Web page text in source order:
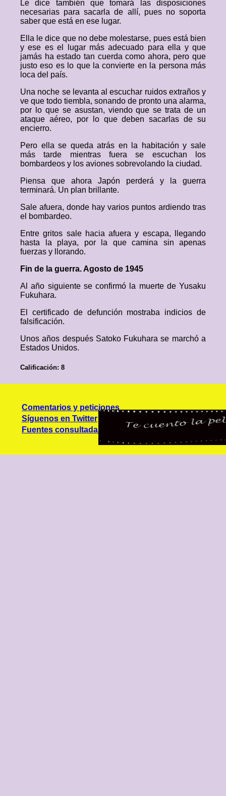
Le dice también que tomará las disposiciones
necesarias para sacarla de allí, pues no soporta
saber que está en ese lugar.
Ella le dice que no debe molestarse, pues está bien
y ese es el lugar más adecuado para ella y que
jamás ha estado tan cuerda como ahora, pero que
justo eso es lo que la convierte en la persona más
loca del país.
Una noche se levanta al escuchar ruidos extraños y
ve que todo tiembla, sonando de pronto una alarma,
por lo que se asustan, viendo que se trata de un
ataque aéreo, por lo que deben sacarlas de su
encierro.
Pero ella se queda atrás en la habitación y sale
más tarde mientras fuera se escuchan los
bombardeos y los aviones sobrevolando la ciudad.
Piensa que ahora Japón perderá y la guerra
terminará. Un plan brillante.
Sale afuera, donde hay varios puntos ardiendo tras
el bombardeo.
Entre gritos sale hacia afuera y escapa, llegando
hasta la playa, por la que camina sin apenas
fuerzas y llorando.
Fin de la guerra. Agosto de 1945
Al año siguiente se confirmó la muerte de Yusaku
Fukuhara.
El certificado de defunción mostraba indicios de
falsificación.
Unos años después Satoko Fukuhara se marchó a
Estados Unidos.
Calificación: 8
Comentarios y peticiones
Síguenos en Twitter
Fuentes consultadas